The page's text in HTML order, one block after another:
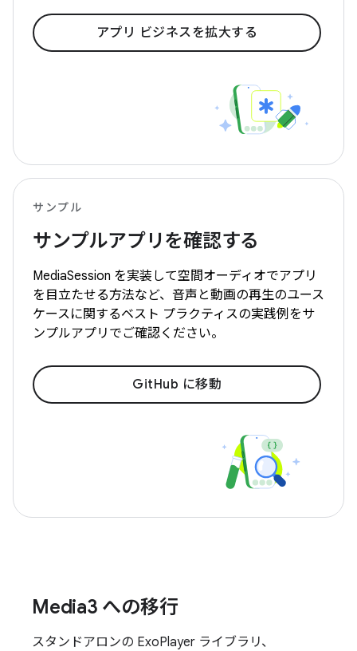
アプリ ビジネスを拡大する
サンプル
サンプルアプリを確認する
MediaSession を実装して空間オーディオでアプリ
を目立たせる方法など、音声と動画の再生のユース
ケースに関するベスト プラクティスの実践例をサ
ンプルアプリでご確認ください。
GitHub に移動
Media3 への移行
スタンドアロンの ExoPlayer ライブラリ、